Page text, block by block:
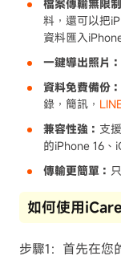
檔案傳輸無限制
料，還可以把
資料匯入
一鍵導出照片：
資料免費備份：
錄，簡訊，
兼容性強： 支
的iPhone 16、
傳輸更簡單：
如何使用
步驟1：首先在您